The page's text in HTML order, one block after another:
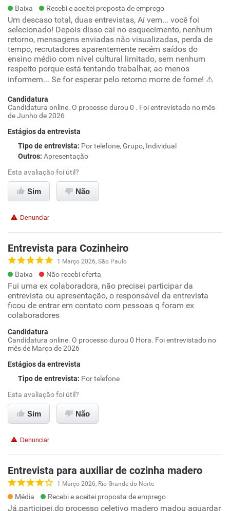
Baixa Recebi e aceitei proposta de emprego
Um descaso total, duas entrevistas, Aí vem... você foi
selecionado! Depois disso cai no esquecimento, nenhum
retorno, mensagens enviadas não visualizadas, perda de
tempo, recrutadores aparentemente recém saídos do
ensino médio com nível cultural limitado, sem nenhum
respeito porque está tentando trabalhar, ao menos
informem... Se for esperar pelo retorno morre de fome! ⚠️
Candidatura
Candidatura online. O processo durou 0 . Foi entrevistado no mês
de Junho de 2026
Estágios da entrevista
Tipo de entrevista: Por telefone, Grupo, Individual
Outros: Apresentação
Esta avaliação foi útil?
Sim Não
Denunciar
Entrevista para Cozinheiro
1 Março 2026, São Paulo
Baixa Não recebi oferta
Fui uma ex colaboradora, não precisei participar da
entrevista ou apresentação, o responsável da entrevista
ficou de entrar em contato com pessoas q foram ex
colaboradores
Candidatura
Candidatura online. O processo durou 0 Hora. Foi entrevistado no
mês de Março de 2026
Estágios da entrevista
Tipo de entrevista: Por telefone
Esta avaliação foi útil?
Sim Não
Denunciar
Entrevista para auxiliar de cozinha madero
1 Março 2026, Rio Grande do Norte
Média Recebi e aceitei proposta de emprego
Já.participei.do processo celetivo madero madou aguardar